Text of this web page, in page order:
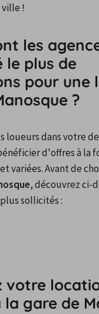
ville !
les
le plus de
pour une
?
loueurs dans votre
d'offres à la
variées. Avant de
, découvrez ci-
sollicités :
votre
la gare de